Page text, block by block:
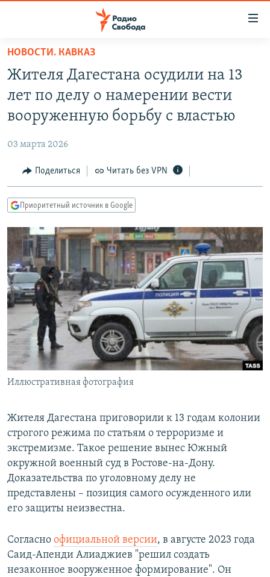
упрощенного
доступа
основному
Вернутся
Вернутся
поиску
АВТОРСКИЕ ПРОЕКТЫ
МНЕНИЯ
КУЛЬТУРА
КАВКАЗ.РЕАЛИИ
СЕВЕР.РЕАЛИИ
СИБИРЬ.РЕАЛИИ
РАСПИСАНИЕ ВЕЩАНИЯ
ПОДПИШИТЕСЬ НА РАССЫЛКУ
СОЦИАЛЬНЫЕ СЕТИ
Все сайты РСЕ/РС
НОВОСТИ. КАВКАЗ
Жителя Дагестана осудили на 13
лет по делу о намерении вести
вооруженную борьбу с властью
03 марта 2026
Поделиться Читать без VPN
Приоритетный источник в Google
Иллюстративная фотография
Жителя Дагестана приговорили к 13 годам колонии
строгого режима по статьям о терроризме и
экстремизме. Такое решение вынес Южный
окружной военный суд в Ростове-на-Дону.
Доказательства по уголовному делу не
представлены – позиция самого осужденного или
его защиты неизвестна.
Согласно официальной версии, в августе 2023 года
Саид-Апенди Алиаджиев "решил создать
незаконное вооруженное формирование". Он